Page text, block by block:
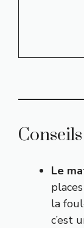
Le
la
c’est